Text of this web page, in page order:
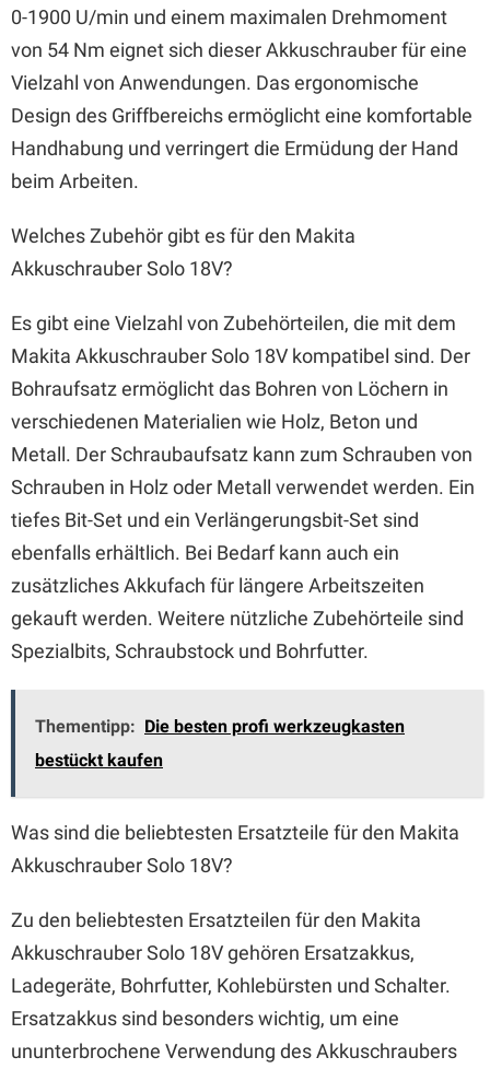
0-1900 U/min und einem maximalen Drehmoment
von 54 Nm eignet sich dieser Akkuschrauber für eine
Vielzahl von Anwendungen. Das ergonomische
Design des Griffbereichs ermöglicht eine komfortable
Handhabung und verringert die Ermüdung der Hand
beim Arbeiten.
Welches Zubehör gibt es für den Makita
Akkuschrauber Solo 18V?
Es gibt eine Vielzahl von Zubehörteilen, die mit dem
Makita Akkuschrauber Solo 18V kompatibel sind. Der
Bohraufsatz ermöglicht das Bohren von Löchern in
verschiedenen Materialien wie Holz, Beton und
Metall. Der Schraubaufsatz kann zum Schrauben von
Schrauben in Holz oder Metall verwendet werden. Ein
tiefes Bit-Set und ein Verlängerungsbit-Set sind
ebenfalls erhältlich. Bei Bedarf kann auch ein
zusätzliches Akkufach für längere Arbeitszeiten
gekauft werden. Weitere nützliche Zubehörteile sind
Spezialbits, Schraubstock und Bohrfutter.
Thementipp: Die besten profi werkzeugkasten
bestückt kaufen
Was sind die beliebtesten Ersatzteile für den Makita
Akkuschrauber Solo 18V?
Zu den beliebtesten Ersatzteilen für den Makita
Akkuschrauber Solo 18V gehören Ersatzakkus,
Ladegeräte, Bohrfutter, Kohlebürsten und Schalter.
Ersatzakkus sind besonders wichtig, um eine
ununterbrochene Verwendung des Akkuschraubers